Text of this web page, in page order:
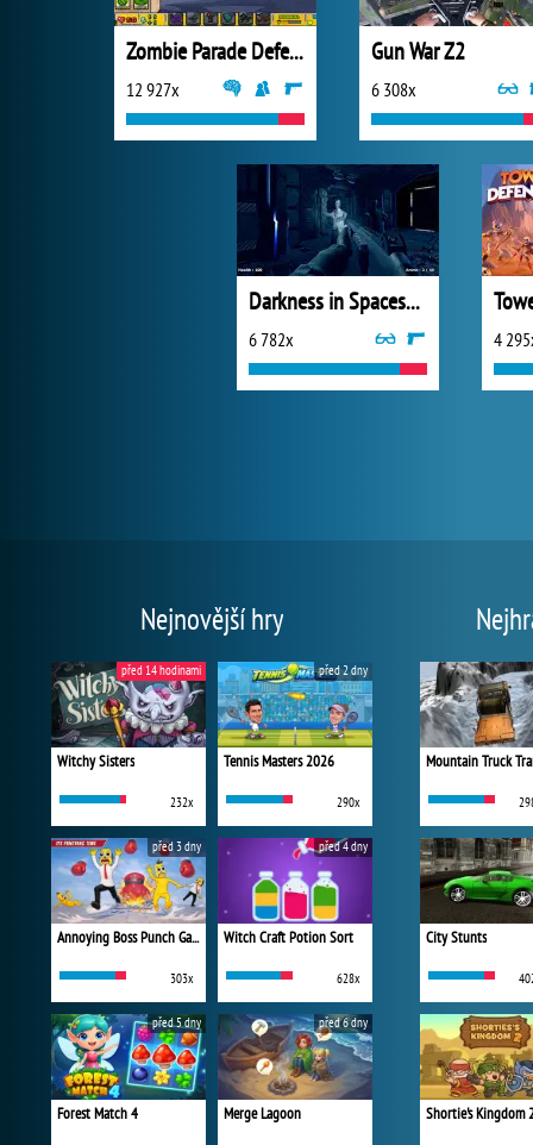
Zombie Parade Defense 2
12 927x
Gun War Z2
6 308x
Darkness in Spaceship
6 782x 4
Nejnovější hry
Witchy Sisters
232x
před 14 hodinami
Tennis Masters 2026
290x
před 2 dny
Annoying Boss Punch Game
303x
před 3 dny
Witch Craft Potion Sort
628x
před 4 dny
Forest Match 4
před 5 dny
Merge Lagoon
před 6 dny
Mountain Truck
City Stunts
Shortie's Kingdom